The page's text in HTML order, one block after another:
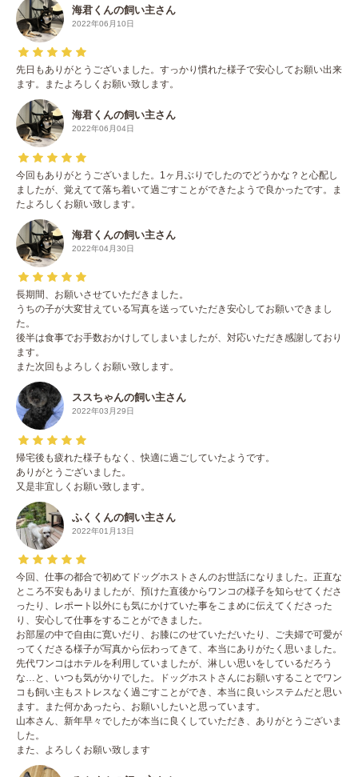
海君くんの飼い主さん
2022年06月10日
先日もありがとうございました。すっかり慣れた様子で安心してお願い出来
ます。またよろしくお願い致します。
海君くんの飼い主さん
2022年06月04日
今回もありがとうございました。1ヶ月ぶりでしたのでどうかな？と心配し
ましたが、覚えてて落ち着いて過ごすことができたようで良かったです。ま
たよろしくお願い致します。
海君くんの飼い主さん
2022年04月30日
長期間、お願いさせていただきました。
うちの子が大変甘えている写真を送っていただき安心してお願いできまし
た。
後半は食事でお手数おかけしてしまいましたが、対応いただき感謝しており
ます。
また次回もよろしくお願い致します。
ススちゃんの飼い主さん
2022年03月29日
帰宅後も疲れた様子もなく、快適に過ごしていたようです。
ありがとうございました。
又是非宜しくお願い致します。
ふくくんの飼い主さん
2022年01月13日
今回、仕事の都合で初めてドッグホストさんのお世話になりました。正直な
ところ不安もありましたが、預けた直後からワンコの様子を知らせてくださ
ったり、レポート以外にも気にかけていた事をこまめに伝えてくださった
り、安心して仕事をすることができました。
お部屋の中で自由に寛いだり、お膝にのせていただいたり、ご夫婦で可愛が
ってくださる様子が写真から伝わってきて、本当にありがたく思いました。
先代ワンコはホテルを利用していましたが、淋しい思いをしているだろう
な…と、いつも気がかりでした。ドッグホストさんにお願いすることでワン
コも飼い主もストレスなく過ごすことができ、本当に良いシステムだと思い
ます。また何かあったら、お願いしたいと思っています。
山本さん、新年早々でしたが本当に良くしていただき、ありがとうございま
した。
また、よろしくお願い致します